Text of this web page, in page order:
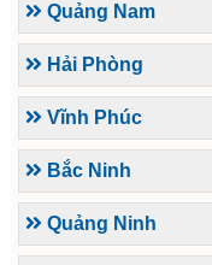
Quảng Nam
Hải Phòng
Vĩnh Phúc
Bắc Ninh
Quảng Ninh